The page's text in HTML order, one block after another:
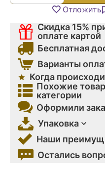
Отложить
Скидка 15%
оплате картой
Бесплатная
Варианты
Когда
Похожие
категории
Оформили
Упаковка
Наши
Остались